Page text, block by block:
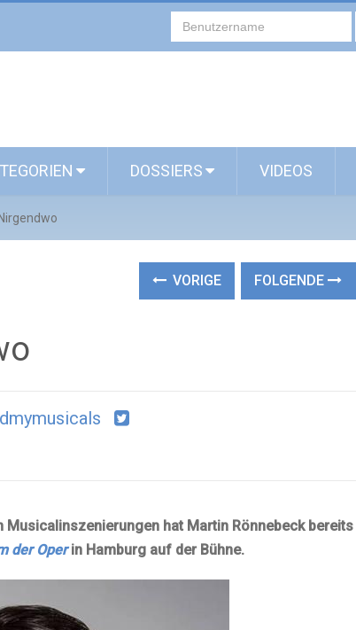
DOSSIERS VIDEOS
VORIGE FOLGENDE
Musicalinszenierungen hat Martin Rönnebeck bereits
der Oper in Hamburg auf der Bühne.